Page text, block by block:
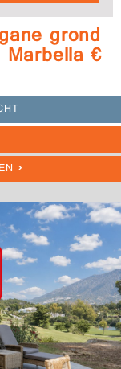
grond
€